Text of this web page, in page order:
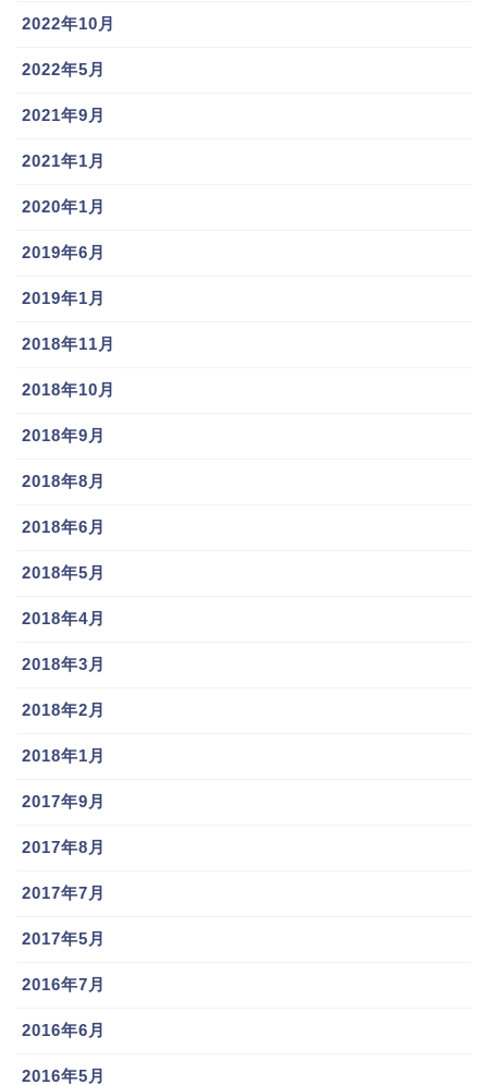
2022年10月
2022年5月
2021年9月
2021年1月
2020年1月
2019年6月
2019年1月
2018年11月
2018年10月
2018年9月
2018年8月
2018年6月
2018年5月
2018年4月
2018年3月
2018年2月
2018年1月
2017年9月
2017年8月
2017年7月
2017年5月
2016年7月
2016年6月
2016年5月